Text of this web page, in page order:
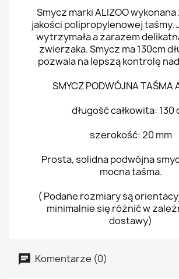
Smycz marki ALIZOO
jakości polipropylenowej taśmy.
wytrzymała a zarazem
zwierzaka. Smycz ma 130cm
pozwala na lepszą kontrolę
SMYCZ PODWÓJNA TAŚMA
długość całkowita: 130
szerokość: 20 mm
Prosta, solidna podwójna
mocna taśma.
( Podane rozmiary są
minimalnie się różnić w
dostawy)
Komentarze (0)